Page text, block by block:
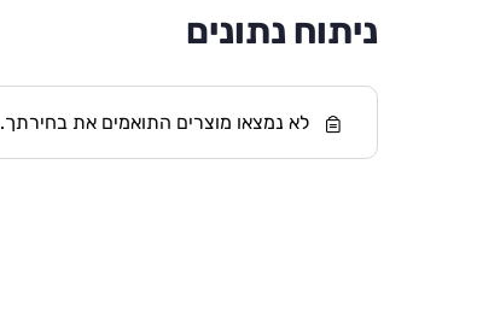
ניתוח נתונים
לא נמצאו מוצרים התואמים את בחירתך.